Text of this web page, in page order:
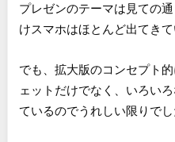
プレゼンのテーマは見ての
けスマホはほとんど出てき
でも、拡大版のコンセプト
ェットだけでなく、いろい
ているのでうれしい限りでし